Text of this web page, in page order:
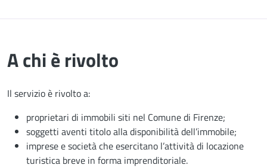
A chi è rivolto
Il servizio è rivolto a:
proprietari di immobili siti nel Comune di Firenze;
soggetti aventi titolo alla disponibilità dell’immobile;
imprese e società che esercitano l’attività di locazione
turistica breve in forma imprenditoriale.